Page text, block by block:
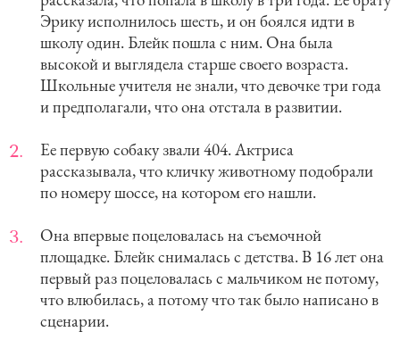
Эрику исполнилось шесть, и он боялся идти в
школу один. Блейк пошла с ним. Она была
высокой и выглядела старше своего возраста.
Школьные учителя не знали, что девочке три года
и предполагали, что она отстала в развитии.
Ее первую собаку звали 404. Актриса
рассказывала, что кличку животному подобрали
по номеру шоссе, на котором его нашли.
Она впервые поцеловалась на съемочной
площадке. Блейк снималась с детства. В 16 лет она
первый раз поцеловалась с мальчиком не потому,
что влюбилась, а потому что так было написано в
сценарии.